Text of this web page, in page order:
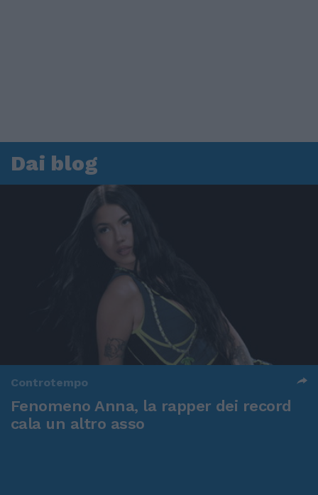
Dai blog
Controtempo
Fenomeno Anna, la rapper dei record
cala un altro asso